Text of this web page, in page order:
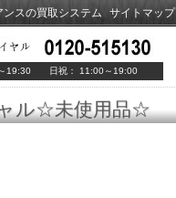
ンスの買取システム サイトマップ
～19:30 日祝： 11:00～19:00
ル☆未使用品☆